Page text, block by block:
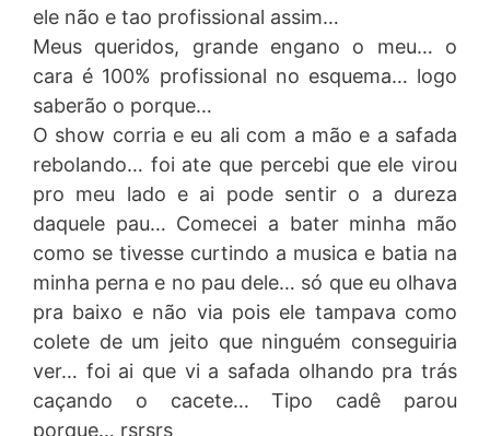
ele não e tao profissional assim…
Meus queridos, grande engano o meu… o
cara é 100% profissional no esquema… logo
saberão o porque…
O show corria e eu ali com a mão e a safada
rebolando… foi ate que percebi que ele virou
pro meu lado e ai pode sentir o a dureza
daquele pau… Comecei a bater minha mão
como se tivesse curtindo a musica e batia na
minha perna e no pau dele… só que eu olhava
pra baixo e não via pois ele tampava como
colete de um jeito que ninguém conseguiria
ver… foi ai que vi a safada olhando pra trás
caçando o cacete… Tipo cadê parou
porque… rsrsrs